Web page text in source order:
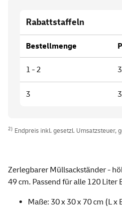
Rabattstaffeln
Bestellmenge
1 - 2
3
2) Endpreis inkl. gesetzl. Umsatzsteuer,
Zerlegbarer Müllsackständer -
49 cm. Passend für alle 120 Liter
Maße: 30 x 30 x 70 cm (L x